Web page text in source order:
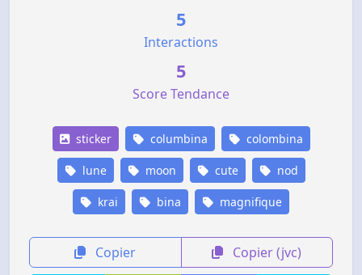
5
Interactions
5
Score Tendance
sticker columbina colombina
lune moon cute nod
krai bina magnifique
Copier Copier (jvc)